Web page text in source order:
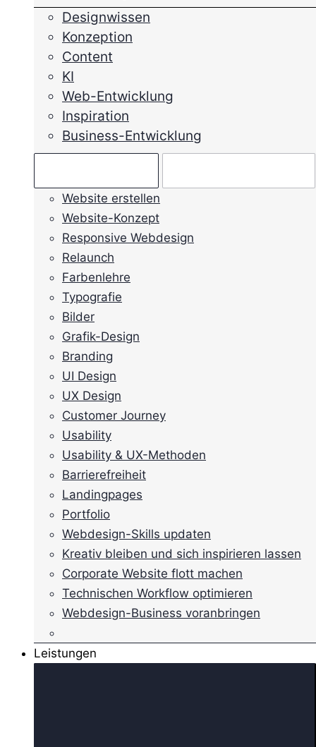
Designwissen
Konzeption
Content
KI
Web-Entwicklung
Inspiration
Business-Entwicklung
Website erstellen
Website-Konzept
Responsive Webdesign
Relaunch
Farbenlehre
Typografie
Bilder
Grafik-Design
Branding
UI Design
UX Design
Customer Journey
Usability
Usability & UX-Methoden
Barrierefreiheit
Landingpages
Portfolio
Webdesign-Skills updaten
Kreativ bleiben und sich inspirieren lassen
Corporate Website flott machen
Technischen Workflow optimieren
Webdesign-Business voranbringen
Leistungen